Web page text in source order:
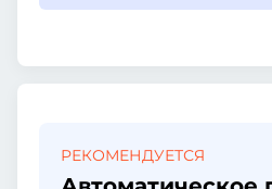
РЕКОМЕНДУЕТСЯ